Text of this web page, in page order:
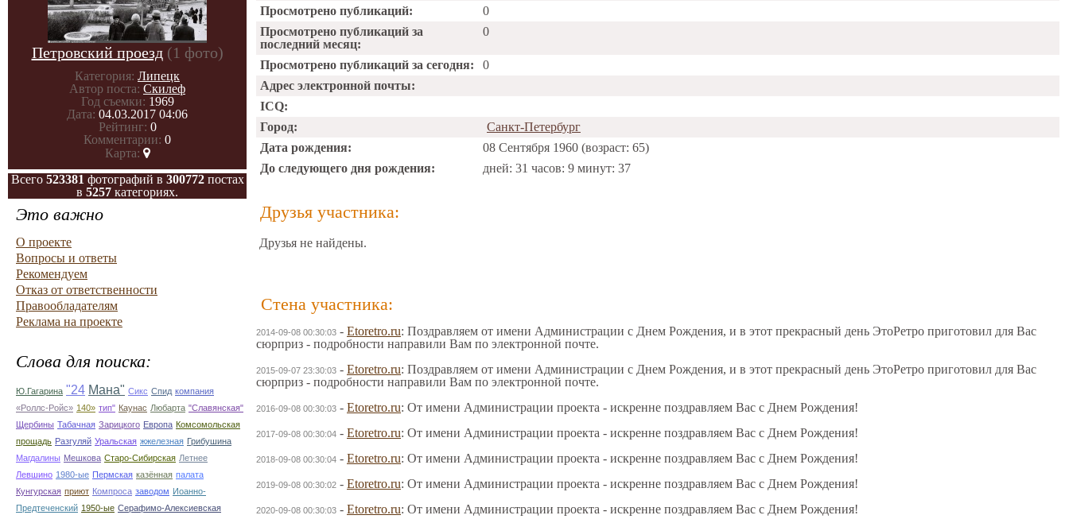
Петровский проезд (1 фото)
Категория: Липецк
Автор поста: Скилеф
Год съемки: 1969
Дата: 04.03.2017 04:06
Рейтинг: 0
Комментарии: 0
Карта:
Всего 523381 фотографий в 300772постах
в 5257 категориях.
Это важно
О проекте
Вопросы и ответы
Рекомендуем
Отказ от ответственности
Правообладателям
Реклама на проекте
Слова для поиска:
Ю.Гагарина "24 Мана" Сикс Спид компания
«Роллс-Ройс» 140» тип" Каунас Любарта "Славянская"
Щербины Табачная Зарицкого Европа Комсомольская
прощадь Разгуляй Уральская жжелезная Грибушина
Магдалины Мешкова Старо-Сибирская Летнее
Левшино 1980-ые Пермская казённая палата
Кунгурская приют Компроса заводом Иоанно-
Предтеченский 1950-ые Серафимо-Алексиевская
Просмотрено публикаций:
0
Просмотрено публикаций за
последний месяц:
0
Просмотрено публикаций за сегодня:
0
Адрес электронной почты:
ICQ:
Город:
Санкт-Петербург
Дата рождения:
08 Сентября 1960 (возраст: 65)
До следующего дня рождения:
дней: 31 часов: 9 минут: 37
Друзья участника:
Друзья не найдены.
Стена участника:
2014-09-08 00:30:03 - Etoretro.ru: Поздравляем от имени Администрации с Днем Рождения, и в этот прекрасный день ЭтоРетро приготовил для Вас
сюрприз - подробности направили Вам по электронной почте.
2015-09-07 23:30:03 - Etoretro.ru: Поздравляем от имени Администрации с Днем Рождения, и в этот прекрасный день ЭтоРетро приготовил для Вас
сюрприз - подробности направили Вам по электронной почте.
2016-09-08 00:30:03 - Etoretro.ru: От имени Администрации проекта - искренне поздравляем Вас с Днем Рождения!
2017-09-08 00:30:04 - Etoretro.ru: От имени Администрации проекта - искренне поздравляем Вас с Днем Рождения!
2018-09-08 00:30:04 - Etoretro.ru: От имени Администрации проекта - искренне поздравляем Вас с Днем Рождения!
2019-09-08 00:30:02 - Etoretro.ru: От имени Администрации проекта - искренне поздравляем Вас с Днем Рождения!
2020-09-08 00:30:03 - Etoretro.ru: От имени Администрации проекта - искренне поздравляем Вас с Днем Рождения!